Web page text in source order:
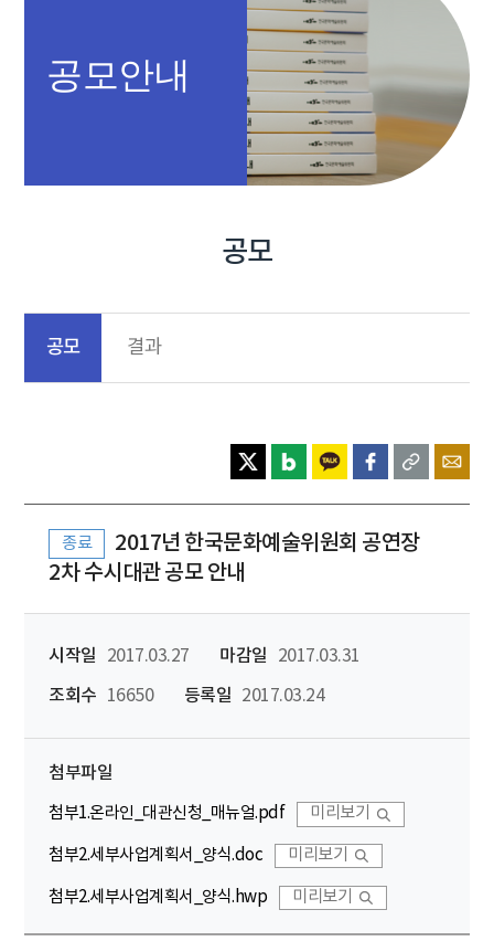
공모안내
공모
공모 결과
종료
2017년 한국문화예술위원회 공연장
2차 수시대관 공모 안내
시작일 2017.03.27 마감일
2017.03.31
조회수
16650 등록일 2017.03.24
첨부파일
첨부1.온라인_대관신청_매뉴얼.pdf 미리보기
첨부2.세부사업계획서_양식.doc 미리보기
첨부2.세부사업계획서_양식.hwp 미리보기